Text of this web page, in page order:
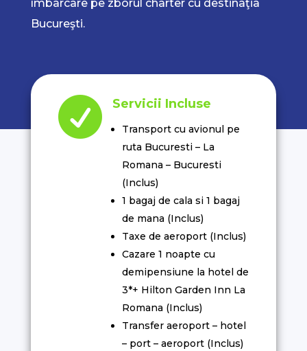
îmbarcare pe zborul charter cu destinaţia
Bucureşti.
 Servicii Incluse
Transport cu avionul pe
ruta Bucuresti – La
Romana – Bucuresti
(Inclus)
1 bagaj de cala si 1 bagaj
de mana (Inclus)
Taxe de aeroport (Inclus)
Cazare 1 noapte cu
demipensiune la hotel de
3*+ Hilton Garden Inn La
Romana (Inclus)
Transfer aeroport – hotel
– port – aeroport (Inclus)